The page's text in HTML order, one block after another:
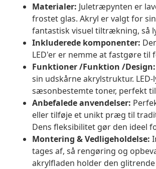
Materialer: Juletræpynten er
frostet glas. Akryl er valgt for
fantastisk visuel tiltrækning, så
Inkluderede komponenter:
LED'er er nemme at fastgøre
Funktioner /Funktion /Design:
sin udskårne akrylstruktur.
sæsonbestemte toner, perfekt
Anbefalede anvendelser:
eller tilføje et unikt præg til
Dens fleksibilitet gør den ideel
Montering & Vedligeholdelse:
tages af, så rengøring og
akrylfladen holder den